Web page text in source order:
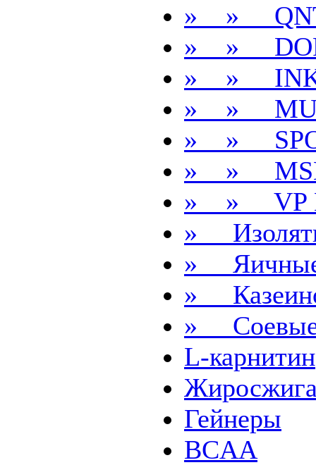
» »
» »
» »
» »
» »
» »
» » VP
»
»
»
»
L-карнитин
Гейнеры
BCAA